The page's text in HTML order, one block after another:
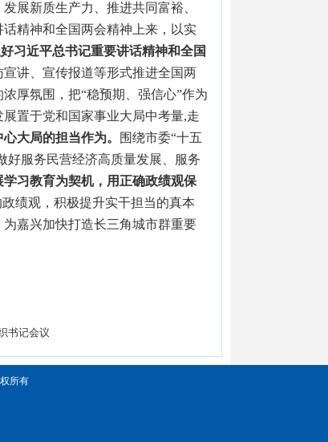
展新质生产力、推进共同富裕、
精神和全国两会精神上来，以实
习近平总书记重要讲话精神和全国
讲、宣传报道等形式推进全国两
厚氛围，把“稳预期、强信心”作为
置于党和国家事业大局中考量,走
大局的担当作为。
围绕市委“十五
好服务民营经济高质量发展、服务
学习教育为契机，用正确政绩观保
绩观，积极提升实干担当的真本
嘉兴加快打造长三角城市群重要
书记会议
所有